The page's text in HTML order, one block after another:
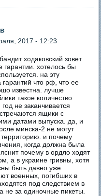
2017 - 12:23
ходаковский зовет
хотелось бы
на эту
что рф, что ее
известна. лучше
такое количество
не заканчивается
ящики с
датами выпуска. да, и
минска-2 не могут
и почему
когда должна была
почему в ордло ходят
а в украине гривны, хотя
быть давно уже
военных, погибших в
под следствием в
не за одиночные пикеты.